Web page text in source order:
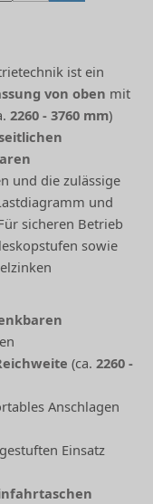
ist ein
von oben mit
2260 - 3760 mm)
und die zulässige
und
sicheren Betrieb
sowie
(ca.2260 -
Anschlagen
Einsatz